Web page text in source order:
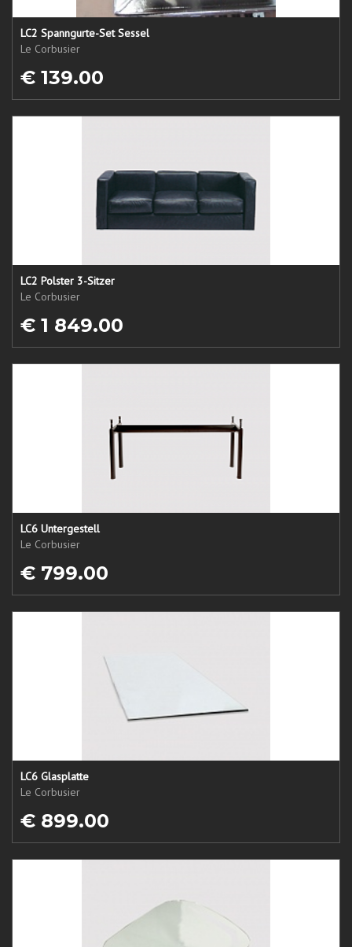
LC2 Spanngurte-Set Sessel
Le Corbusier
€ 139.00
LC2 Polster 3-Sitzer
Le Corbusier
€ 1 849.00
LC6 Untergestell
Le Corbusier
€ 799.00
LC6 Glasplatte
Le Corbusier
€ 899.00